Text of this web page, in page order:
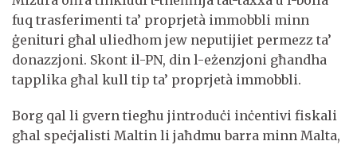
fuq trasferimenti ta’ proprjetà immobbli minn
ġenituri għal uliedhom jew neputijiet permezz ta’
donazzjoni. Skont il-PN, din l-eżenzjoni għandha
tapplika għal kull tip ta’ proprjetà immobbli.
Borg qal li gvern tiegħu jintroduċi inċentivi fiskali
għal speċjalisti Maltin li jaħdmu barra minn Malta,